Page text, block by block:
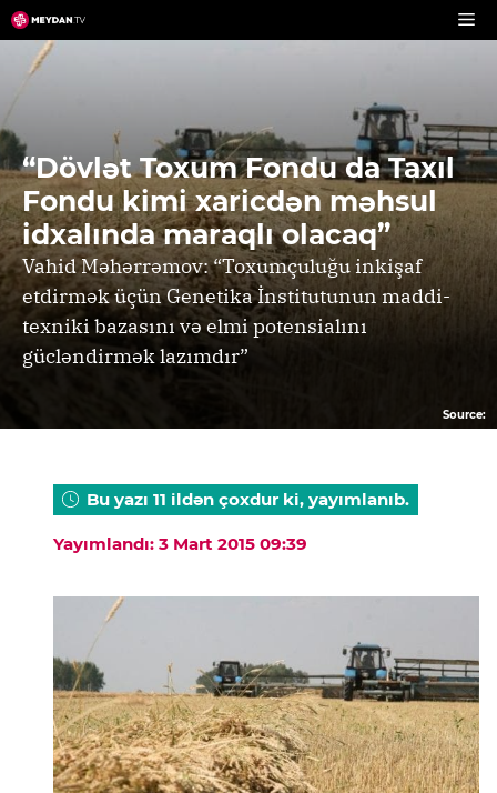
Skip
to
content
“Dövlət Toxum Fondu da Taxıl
Fondu kimi xaricdən məhsul
idxalında maraqlı olacaq”
Vahid Məhərrəmov: “Toxumçuluğu inkişaf
etdirmək üçün Genetika İnstitutunun maddi-
texniki bazasını və elmi potensialını
gücləndirmək lazımdır”
Source:
Bu yazı 11 ildən çoxdur ki, yayımlanıb.
Yayımlandı: 3 Mart 2015 09:39